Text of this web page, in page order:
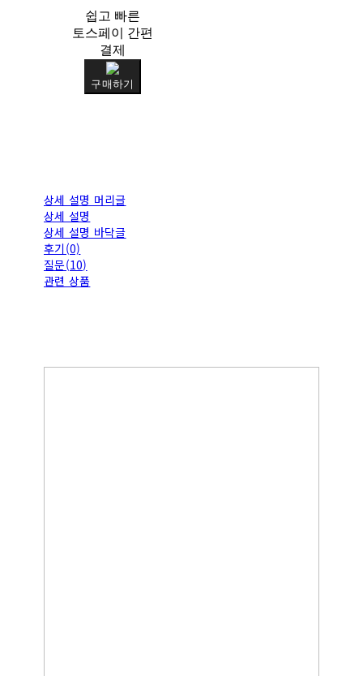
쉽고 빠른
토스페이 간편
결제
구매하기
상세 설명 머리글
상세 설명
상세 설명 바닥글
후기(0)
질문(10)
관련 상품